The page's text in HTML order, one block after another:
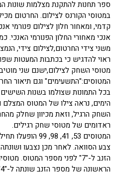
ספר תחנות להתקנת מצלמות שונות
במטוסי הקורנס לצילום. החרטום
קדמי, ומאחור חלון לצילום פנורמי
אנכי מאחורי החלון הפנורמי האנכי.
משני צידי החרטום,לצילום צידי,
ראוי להדגיש כי בכתבות המעטות
מטוסי השחק לצילום,ישנם שני
המטוסים:"התשעימים" וגם תיאור
בכל התמונות שצולמו בשנות
הימים, נראה צילו של המטוס המצלם
השחק הרגיל, וזאת מכיוון שחלק
ראדומים של מטוסי שחק רגילים.
המטוסים 53, 41,
צבע הסוואה. לאחר מכן נצבעו
הראשונה של מספר הזנב שונתה ל-"4".